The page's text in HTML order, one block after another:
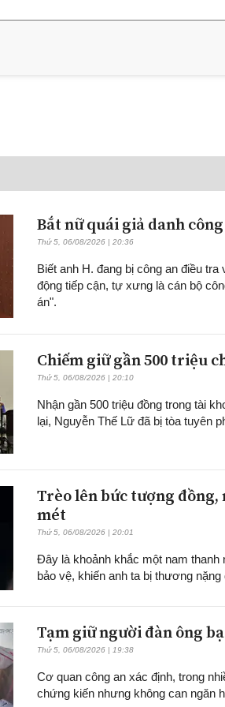
Bắt nữ quái giả danh
Thứ 5, 06/08/2026 | 20:36
Biết anh H. đang bị công an điều
động tiếp cận, tự xưng là cán bộ
án".
Chiếm giữ gần 500 triệu
Thứ 5, 06/08/2026 | 20:10
Nhận gần 500 triệu đồng trong tài
lại, Nguyễn Thế Lữ đã bị tòa tuyên
Trèo lên bức tượng
mét
Thứ 5, 06/08/2026 | 20:01
Đây là khoảnh khắc một nam
bảo vệ, khiến anh ta bị thương nặng
Tạm giữ người đàn ông
Thứ 5, 06/08/2026 | 19:38
Cơ quan công an xác định, trong
chứng kiến nhưng không can ngăn